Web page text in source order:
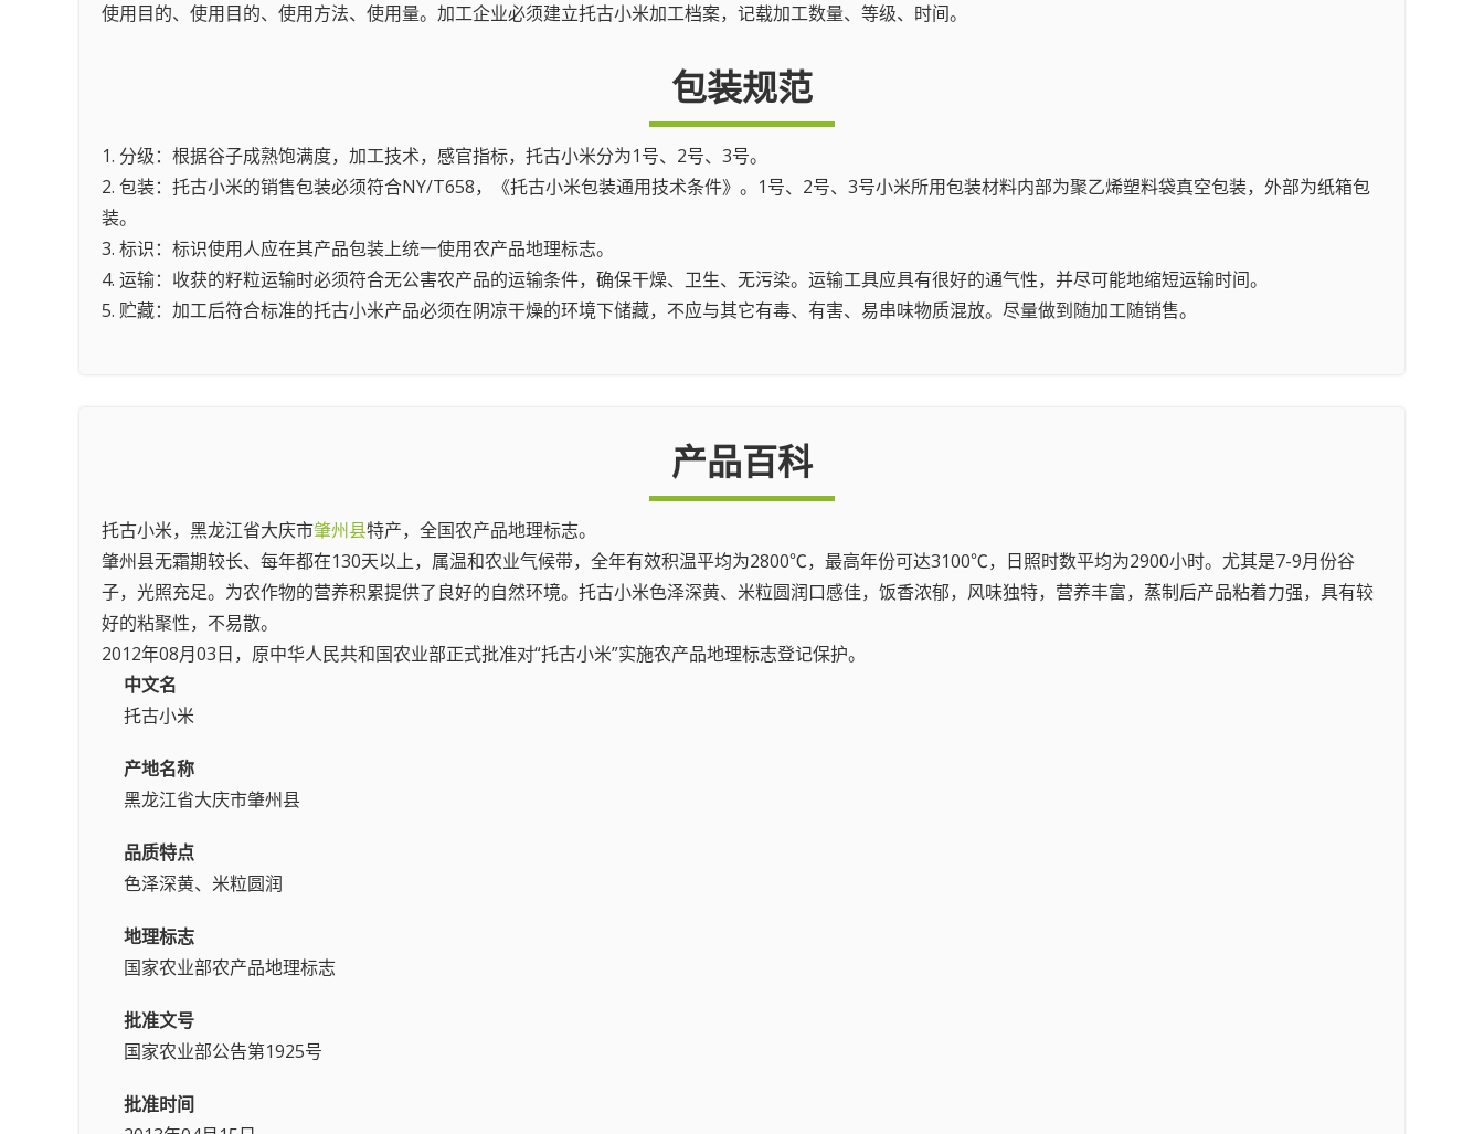
使用目的、使用目的、使用方法、使用量。加工企业必须建立托古小米加工档案，记载加工数量、等级、时间。
包装规范
1. 分级：根据谷子成熟饱满度，加工技术，感官指标，托古小米分为1号、2号、3号。
2. 包装：托古小米的销售包装必须符合NY/T658，《托古小米包装通用技术条件》。1号、2号、3号小米所用包装材料内部为聚乙烯塑料袋真空包装，外部为纸箱包
装。
3. 标识：标识使用人应在其产品包装上统一使用农产品地理标志。
4. 运输：收获的籽粒运输时必须符合无公害农产品的运输条件，确保干燥、卫生、无污染。运输工具应具有很好的通气性，并尽可能地缩短运输时间。
5. 贮藏：加工后符合标准的托古小米产品必须在阴凉干燥的环境下储藏，不应与其它有毒、有害、易串味物质混放。尽量做到随加工随销售。
产品百科
托古小米，黑龙江省大庆市肇州县特产，全国农产品地理标志。
肇州县无霜期较长、每年都在130天以上，属温和农业气候带，全年有效积温平均为2800℃，最高年份可达3100℃，日照时数平均为2900小时。尤其是7-9月份谷
子，光照充足。为农作物的营养积累提供了良好的自然环境。托古小米色泽深黄、米粒圆润口感佳，饭香浓郁，风味独特，营养丰富，蒸制后产品粘着力强，具有较
好的粘聚性，不易散。
2012年08月03日，原中华人民共和国农业部正式批准对“托古小米”实施农产品地理标志登记保护。
中文名
托古小米
产地名称
黑龙江省大庆市肇州县
品质特点
色泽深黄、米粒圆润
地理标志
国家农业部农产品地理标志
批准文号
国家农业部公告第1925号
批准时间